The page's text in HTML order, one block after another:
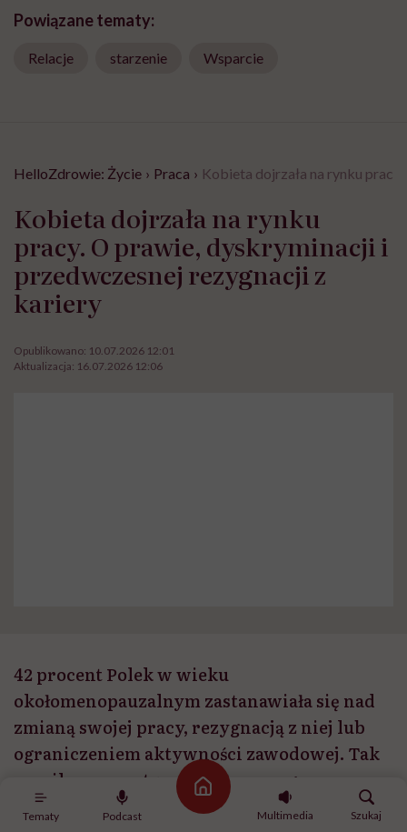
Tematy Podcast
Strona główna
Multimedia
Szukaj
Powiązane tematy:
Relacje starzenie Wsparcie
HelloZdrowie: Życie › Praca › Kobieta dojrzała na rynku
Kobieta dojrzała na rynku
pracy. O prawie, dyskryminacji i
przedwczesnej rezygnacji z
kariery
Opublikowano: 10.07.2026 12:01
Aktualizacja: 16.07.2026 12:06
42 procent Polek w wieku
okołomenopauzalnym zastanawiała się nad
zmianą swojej pracy, rezygnacją z niej lub
ograniczeniem aktywności zawodowej. Tak
wynika z raportu przygotowanego przez
Kulczyk Foundation. Co sprawia, że dojrzałe